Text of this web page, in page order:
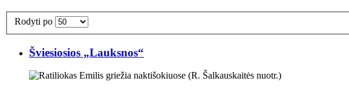
Rodyti po
Šviesiosios „Lauksnos“